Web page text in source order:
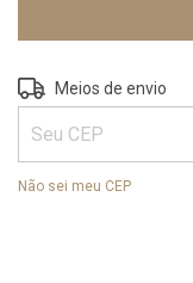
Entregas para o CEP:
Meios de envio
Não sei meu CEP